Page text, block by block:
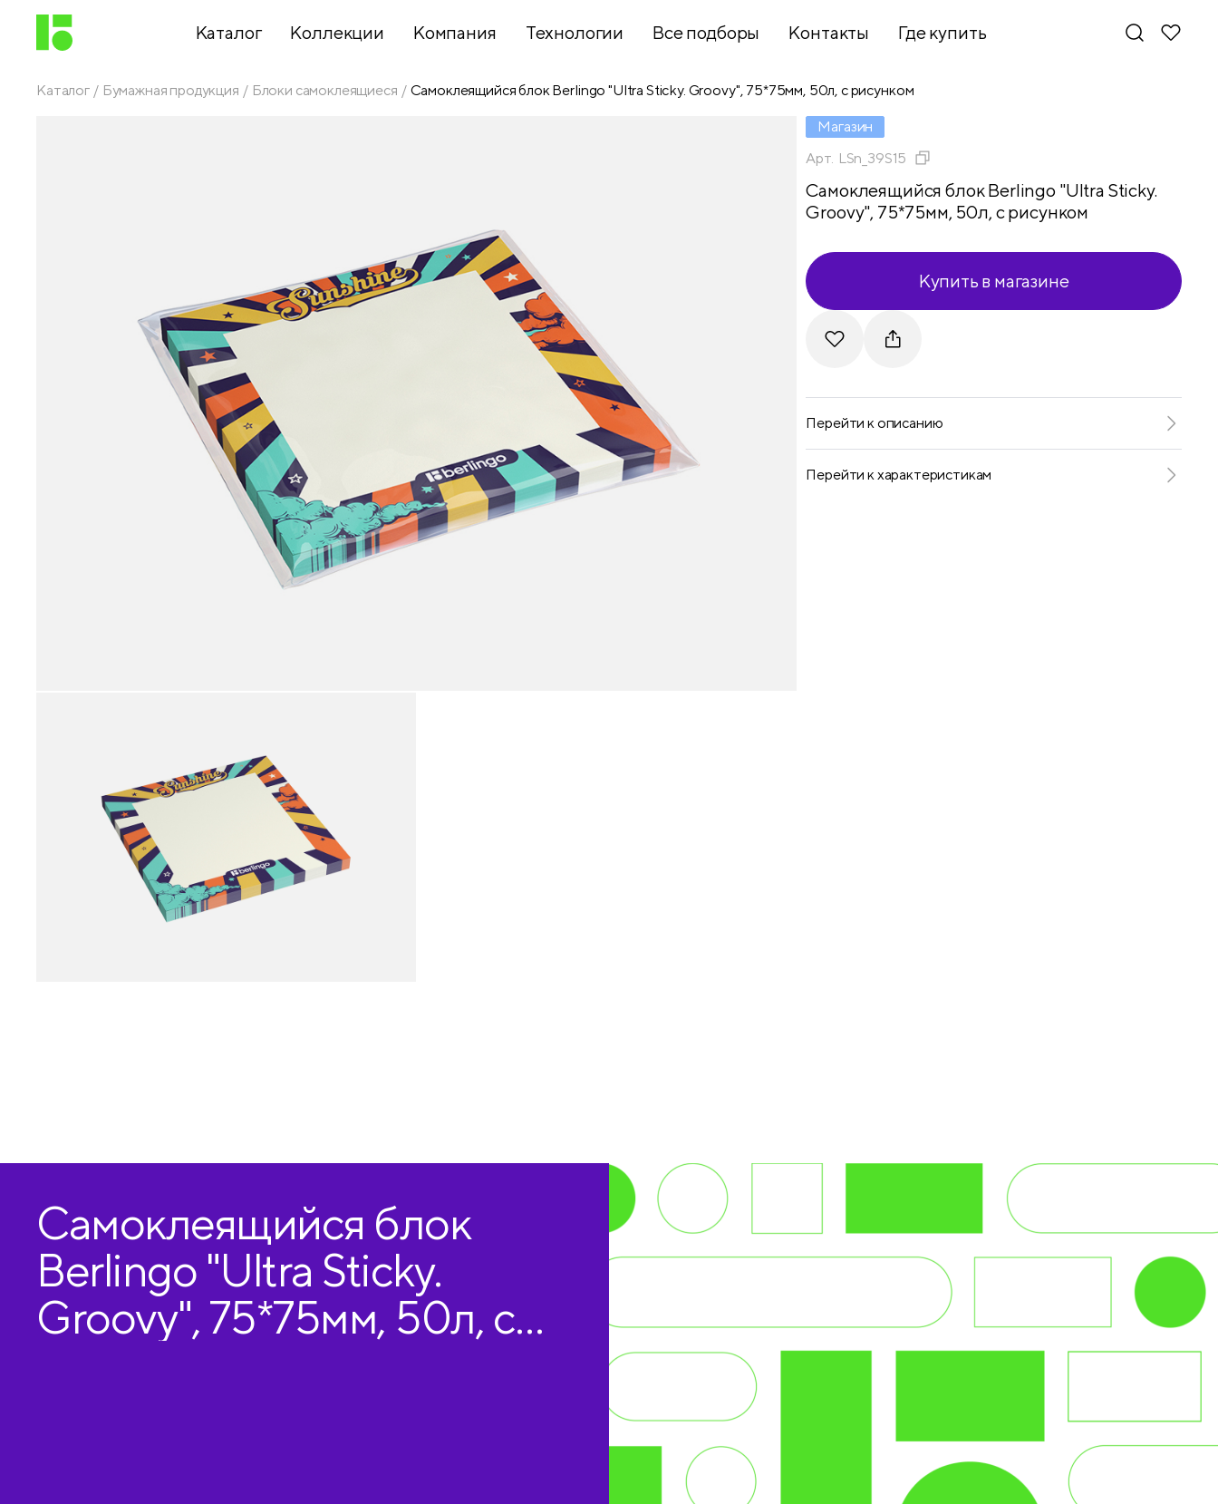
Каталог
архиваторы
Чертежные
принадлежности
оборудование
Школьный
текстиль
Бумажная
продукция
Новинки
Коллекции Компания Технологии Все подборы Контакты Где купить
Каталог Бумажная продукция Блоки самоклеящиеся Самоклеящийся блок Berlingo "Ultra Sticky. Groovy", 75*75мм, 50л, с рисунком
Магазин
Арт. LSn_39S15
Самоклеящийся блок Berlingo "Ultra Sticky.
Groovy", 75*75мм, 50л, с рисунком
Купить в магазине
Telegram
VKontakte
Перейти к описанию
Перейти к характеристикам
Самоклеящийся блок
Berlingo "Ultra Sticky.
Groovy", 75*75мм, 50л, с